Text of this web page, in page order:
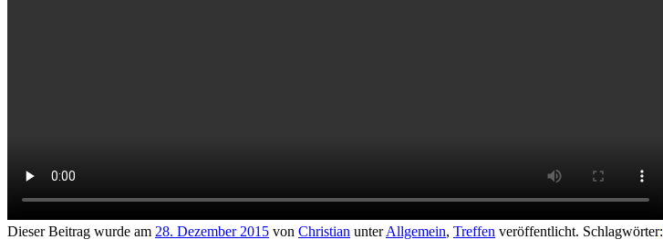
Dieser Beitrag wurde am 28. Dezember 2015 von Christian unterAllgemein, Treffen veröffentlicht. Schlagwörter: